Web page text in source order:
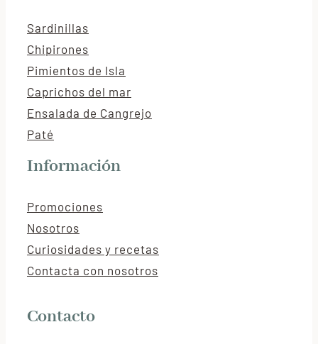
Sardinillas
Chipirones
Pimientos de Isla
Caprichos del mar
Ensalada de Cangrejo
Paté
Información
Promociones
Nosotros
Curiosidades y recetas
Contacta con nosotros
Contacto